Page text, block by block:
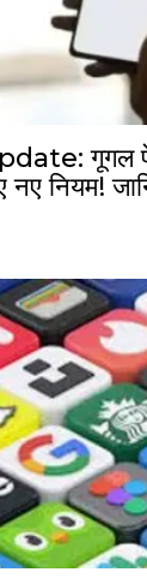
गूगल
नियम!